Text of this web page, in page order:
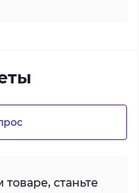
станьте